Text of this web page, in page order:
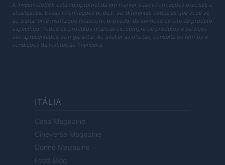
A Investindo365 está comprometida em manter suas informações precisas e
atualizadas. Essas informações podem ser diferentes daquelas que você vê
ao visitar uma instituição financeira, provedor de serviços ou site de produto
específico. Todos os produtos financeiros, compra de produtos e serviços
são apresentados sem garantia. Ao avaliar as ofertas, consulte os termos e
condições da instituição financeira.
ITÁLIA
Casa Magazine
Cineverse Magazine
Donne Magazine
Food Blog